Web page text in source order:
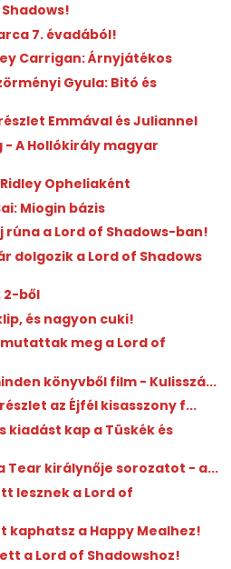
7. évadából!
Carrigan: Árnyjátékos
Gyula: Bitó és
Emmával és Juliannel
- A Hollókirály magyar
Opheliaként
Miogin bázis
rúna a Lord of Shadows-ban!
dolgozik a Lord of Shadows
2-ből
és nagyon cuki!
meg a Lord of
könyvből film - Kulisszá...
az Éjfél kisasszony f...
kiadást kap a Tüskék és
Tear királynője sorozatot - a...
lesznek a Lord of
kaphatsz a Happy Mealhez!
a Lord of Shadowshoz!